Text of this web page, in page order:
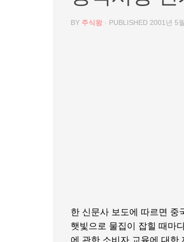
BY 주식왕 · PUBLISHED 2001년 5
한 신문사 보도에 따르면 중
햇빛으로 물집이 잡힐 때마
에 관한 소비자 교육에 대한